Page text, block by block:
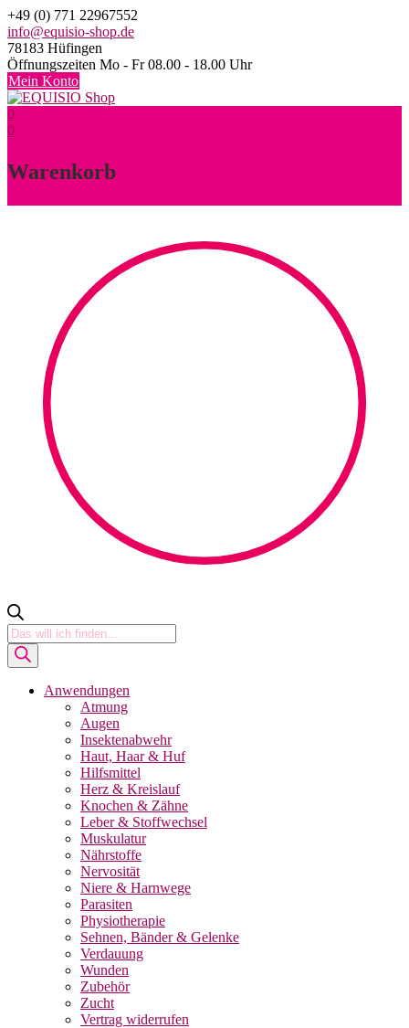
Skip
to
content
+49 (0) 771 22967552
info@equisio-shop.de
78183 Hüfingen
Öffnungszeiten Mo - Fr 08.00 - 18.00 Uhr
Mein Konto
0
0
Warenkorb
Products
search
Anwendungen
Atmung
Augen
Insektenabwehr
Haut, Haar & Huf
Hilfsmittel
Herz & Kreislauf
Knochen & Zähne
Leber & Stoffwechsel
Muskulatur
Nährstoffe
Nervosität
Niere & Harnwege
Parasiten
Physiotherapie
Sehnen, Bänder & Gelenke
Verdauung
Wunden
Zubehör
Zucht
Vertrag widerrufen